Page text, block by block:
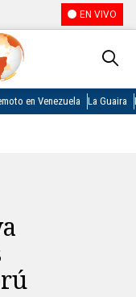
EN VIVO
en Venezuela La Guaira